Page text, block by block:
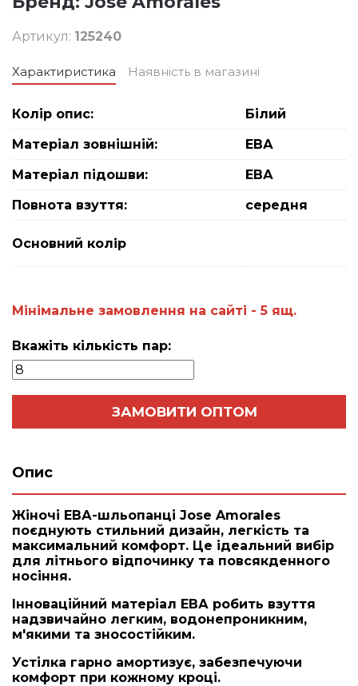
Артикул: 125240
Характиристика Наявність в магазині
Колір опис:
Білий
Матеріал зовнішній:
ЕВА
Матеріал підошви:
ЕВА
Повнота взуття:
середня
Основний колiр
Мiнiмальне замовлення на сайтi - 5 ящ.
Вкажіть кількість пар:
ЗАМОВИТИ ОПТОМ
Опис
Жіночі ЕВА-шльопанці Jose Amorales
поєднують стильний дизайн, легкість та
максимальний комфорт. Це ідеальний вибір
для літнього відпочинку та повсякденного
носіння.
Інноваційний матеріал ЕВА робить взуття
надзвичайно легким, водонепроникним,
м'якими та зносостійким.
Устілка гарно амортизує, забезпечуючи
комфорт при кожному кроці.